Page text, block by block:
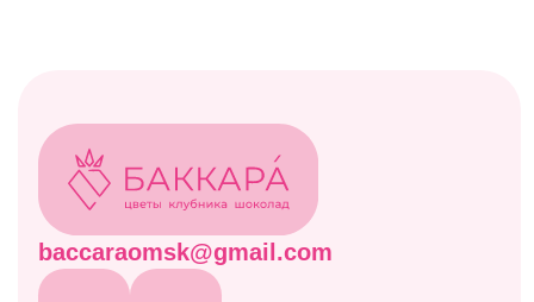
Навигация
Отзывы
Контакты
Оплата и доставка
Правовая информация